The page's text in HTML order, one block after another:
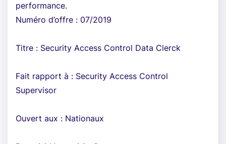
performance.
Numéro d’offre : 07/2019
Titre : Security Access Control Data Clerck
Fait rapport à : Security Access Control
Supervisor
Ouvert aux : Nationaux